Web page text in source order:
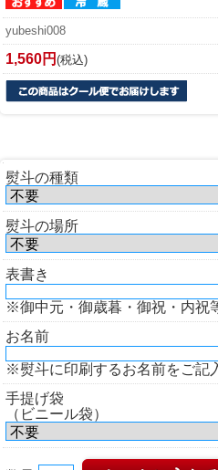
yubeshi008
1,560円 (税込)
熨斗の種類
熨斗の場所
表書き
※御中元・御歳暮・御祝・内祝
お名前
※熨斗に印刷するお名前をご記
手提げ袋
（ビニール袋）